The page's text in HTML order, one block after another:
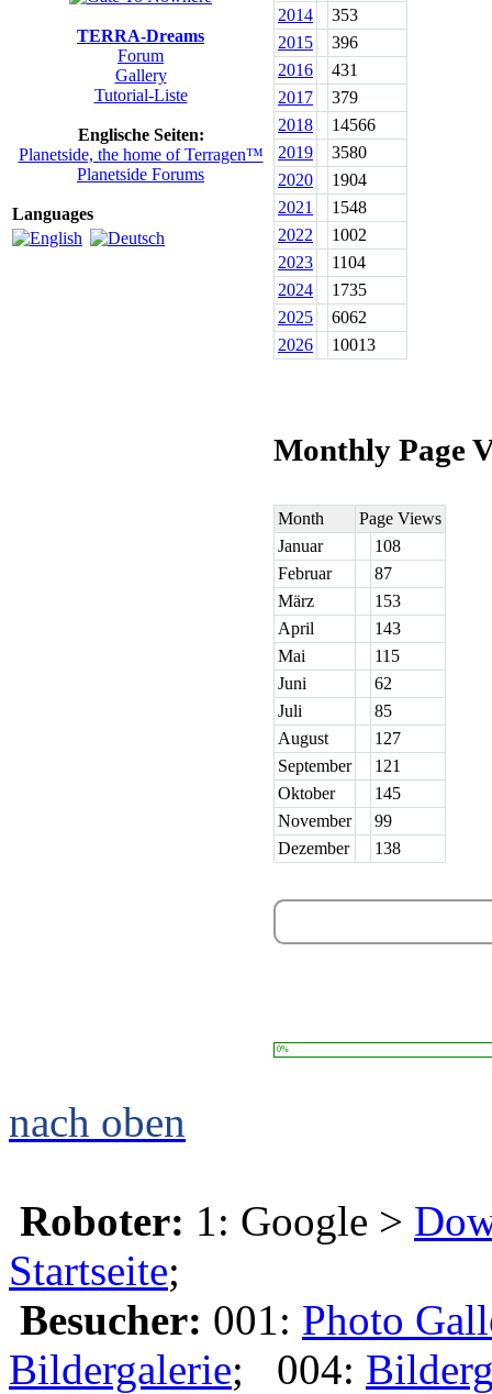
TERRA-Dreams
Forum
Gallery
Tutorial-Liste
Englische Seiten:
Planetside, the home of Terragen™
Planetside Forums
Languages
2014
353
2015
396
2016
431
2017
379
2018
14566
2019
3580
2020
1904
2021
1548
2022
1002
2023
1104
2024
1735
2025
6062
2026
10013
Monthly Page
Month
Page Views
Januar
108
Februar
87
März
153
April
143
Mai
115
Juni
62
Juli
85
August
127
September
121
Oktober
145
November
99
Dezember
138
0%
nach oben
Roboter: 1: Google >
Startseite;
Besucher: 001: Photo
Bildergalerie; 004: